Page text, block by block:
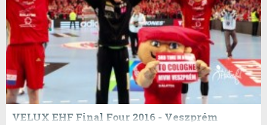
VELUX EHF Final Four 2016 - Veszprém